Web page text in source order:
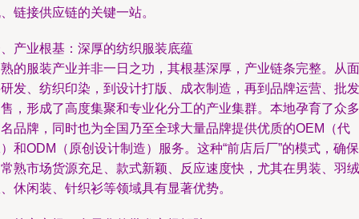
链接供应链的关键一站。
产业根基：深厚的纺织服装底蕴
的服装产业并非一日之功，其根基深厚，产业链条完整。从面
发、纺织印染，到设计打版、成衣制造，再到品牌运营、批发
，形成了高度集聚和专业化分工的产业集群。本地孕育了众多
品牌，同时也为全国乃至全球大量品牌提供优质的OEM（代
和ODM（原创设计制造）服务。这种“前店后厂”的模式，确保
熟市场货源充足、款式新颖、反应速度快，尤其在男装、羽绒
休闲装、针织衫等领域具有显著优势。